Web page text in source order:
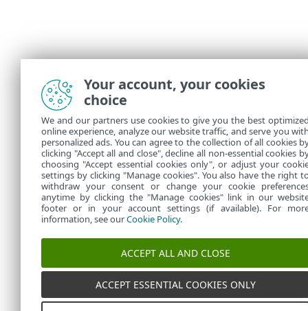
Your account, your cookies
choice
We and our partners use cookies to give you the best
online experience, analyze our website traffic, and serve you
personalized ads. You can agree to the collection of all cookies
clicking "Accept all and close", decline all non-essential cookies
choosing "Accept essential cookies only", or adjust your
settings by clicking "Manage cookies". You also have the right
withdraw your consent or change your cookie
anytime by clicking the "Manage cookies" link in our
footer or in your account settings (if available). For
information, see ourCookie Policy.
ACCEPT ALL AND CLOSE
ACCEPT ESSENTIAL COOKIES ONLY